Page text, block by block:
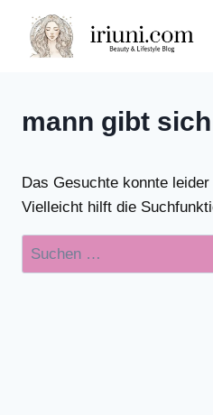
Inhalt
springen
mann gibt
Das Gesuchte konnte
Vielleicht hilft die
Suchen
nach: